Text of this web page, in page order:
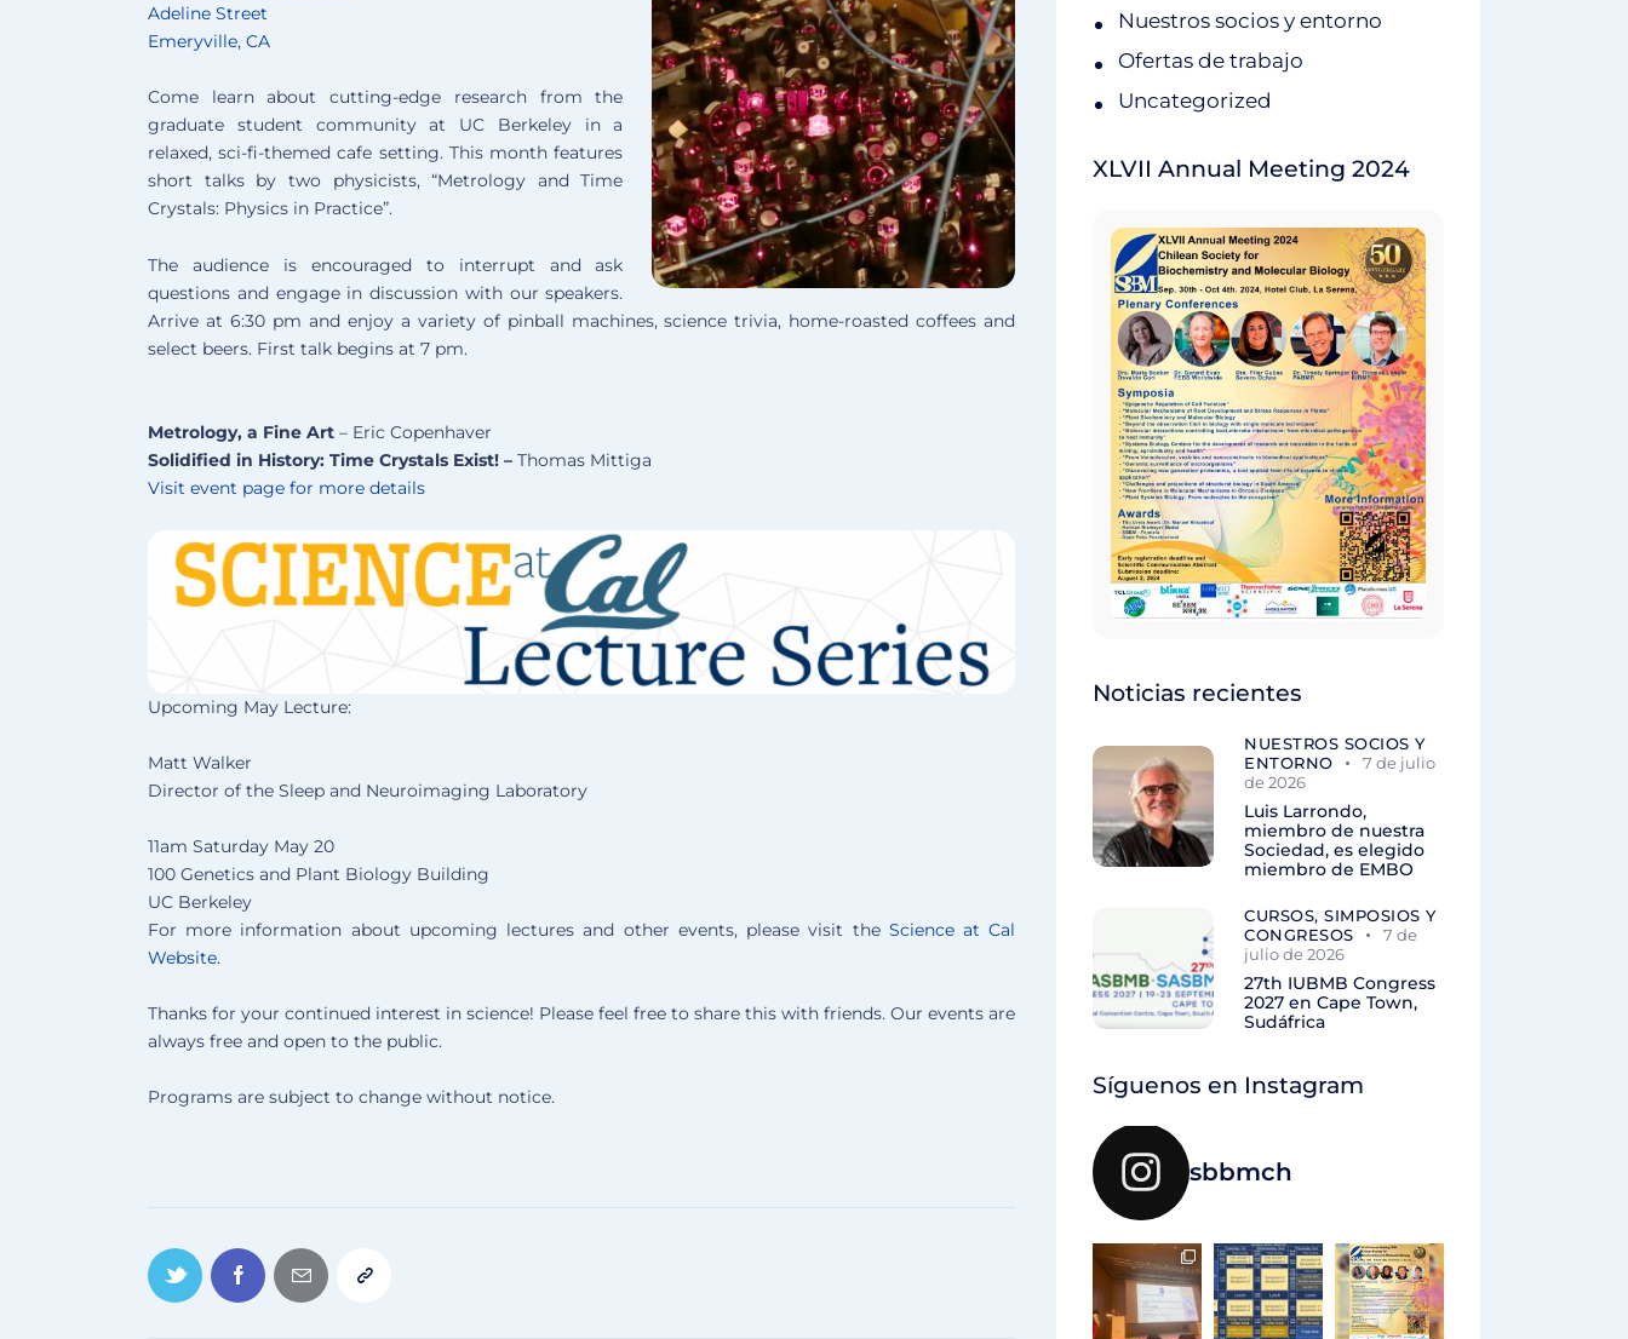
Adeline Street
Emeryville, CA
Come learn about cutting-edge research from the
graduate student community at UC Berkeley in a
relaxed, sci-fi-themed cafe setting. This month features
short talks by two physicists, “Metrology and Time
Crystals: Physics in Practice”.
The audience is encouraged to interrupt and ask
questions and engage in discussion with our speakers.
Arrive at 6:30 pm and enjoy a variety of pinball machines, science trivia, home-roasted coffees and
select beers. First talk begins at 7 pm.
Metrology, a Fine Art – Eric Copenhaver
Solidified in History: Time Crystals Exist! – Thomas Mittiga
Visit event page for more details
Upcoming May Lecture:
Matt Walker
Director of the Sleep and Neuroimaging Laboratory
11am Saturday May 20
100 Genetics and Plant Biology Building
UC Berkeley
For more information about upcoming lectures and other events, please visit the Science at Cal
Website.
Thanks for your continued interest in science! Please feel free to share this with friends. Our events are
always free and open to the public.
Programs are subject to change without notice.
Nuestros socios y entorno
Ofertas de trabajo
Uncategorized
XLVII Annual Meeting 2024
Noticias recientes
NUESTROS SOCIOS Y
ENTORNO
7 de julio
de 2026
Luis Larrondo,
miembro de nuestra
Sociedad, es elegido
miembro de EMBO
CURSOS, SIMPOSIOS Y
CONGRESOS
7 de
julio de 2026
27th IUBMB Congress
2027 en Cape Town,
Sudáfrica
Síguenos en Instagram
sbbmch